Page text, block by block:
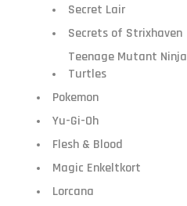
Secret Lair
Secrets of Strixhaven
Teenage Mutant Ninja
Turtles
Pokemon
Yu-Gi-Oh
Flesh & Blood
Magic Enkeltkort
Lorcana